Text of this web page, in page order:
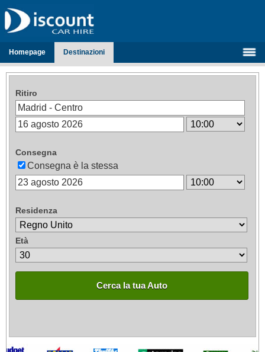
Homepage Destinazioni
Ritiro
Consegna
Consegna è la stessa
Residenza
Età
Cerca la tua Auto